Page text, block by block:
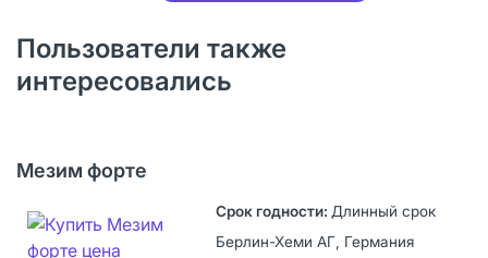
Пользователи также
интересовались
Мезим форте
Длинный срок
Берлин-Хеми АГ, Германия